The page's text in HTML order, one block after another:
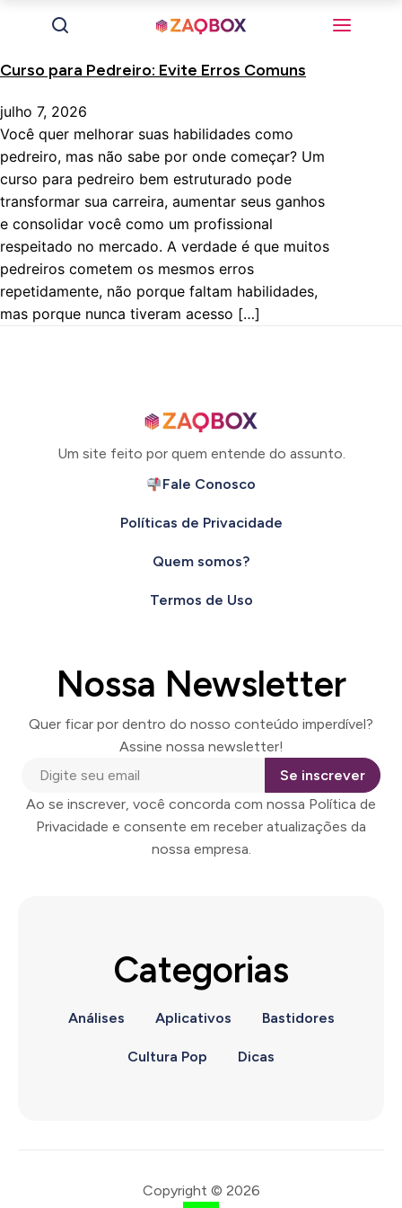
Curso para Pedreiro: Evite Erros Comuns
julho 7, 2026
Você quer melhorar suas habilidades como
pedreiro, mas não sabe por onde começar? Um
curso para pedreiro bem estruturado pode
transformar sua carreira, aumentar seus ganhos
e consolidar você como um profissional
respeitado no mercado. A verdade é que muitos
pedreiros cometem os mesmos erros
repetidamente, não porque faltam habilidades,
mas porque nunca tiveram acesso […]
Um site feito por quem entende do assunto.
Fale Conosco
Políticas de Privacidade
Quem somos?
Termos de Uso
Nossa Newsletter
Quer ficar por dentro do nosso conteúdo imperdível?
Assine nossa newsletter!
Se inscrever
Ao se inscrever, você concorda com nossa Política de
Privacidade e consente em receber atualizações da
nossa empresa.
Categorias
Análises Aplicativos Bastidores
Cultura Pop Dicas
Copyright © 2026